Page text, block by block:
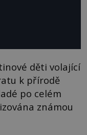
děti volající
k přírodě
po celém
známou